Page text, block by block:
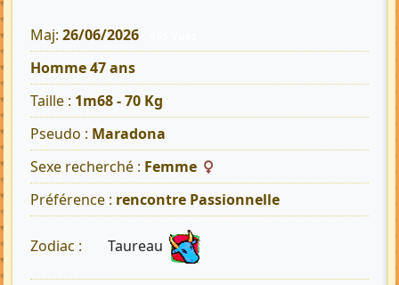
Maj: 26/06/2026
Homme 47 ans
Taille : 1m68 - 70 Kg
Pseudo : Maradona
Sexe recherché : Femme
Préférence : rencontre Passionnelle
Zodiac : Taureau